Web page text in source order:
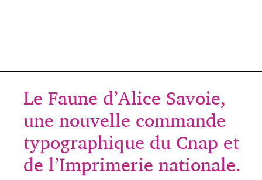
Le Faune d’Alice Savoie,
une nouvelle commande
typographique du Cnap et
de l’Imprimerie nationale.